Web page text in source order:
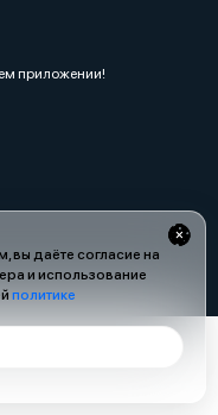
вы даёте согласие на
и использование
политике
приложении!